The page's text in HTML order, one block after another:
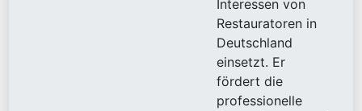
Interessen von
Restauratoren in
Deutschland
einsetzt. Er
fördert die
professionelle